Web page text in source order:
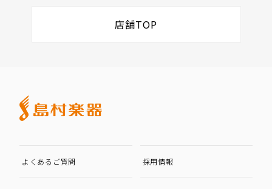
店舗TOP
よくあるご質問 採用情報